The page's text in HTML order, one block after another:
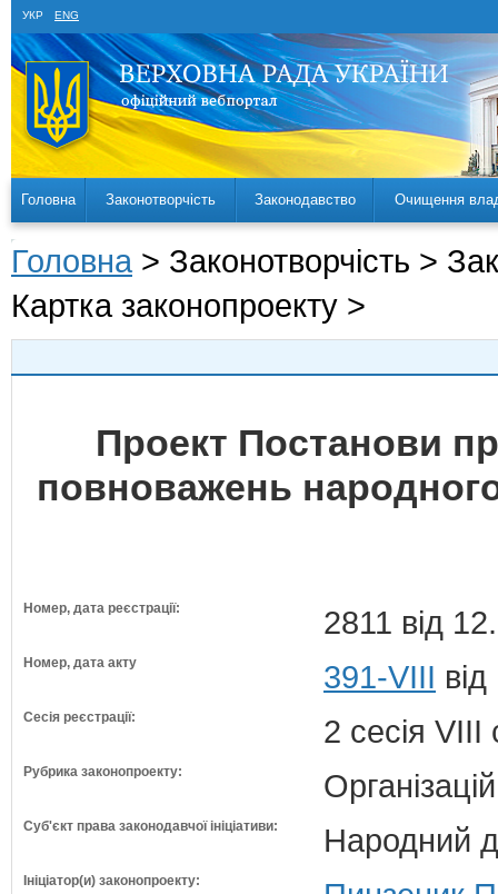
УКР ENG
Головна Законотворчість Законодавство Очищення
Головна > Законотворчість >
Картка законопроекту >
Проект Постанови
повноважень
Номер, дата реєстрації: 2811 від
Номер, дата акту 391-VIII
Сесія реєстрації: 2 сесія VIII
Рубрика законопроекту:
Суб'єкт права законодавчої ініціативи: Народний
Ініціатор(и) законопроекту: